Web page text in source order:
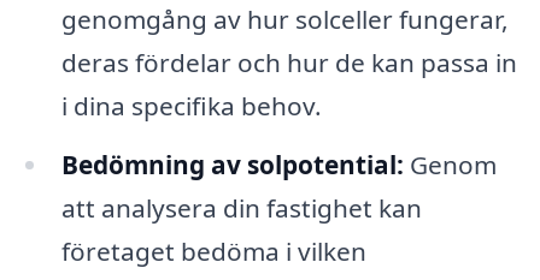
genomgång av hur solceller fungerar,
deras fördelar och hur de kan passa in
i dina specifika behov.
Bedömning av solpotential: Genom
att analysera din fastighet kan
företaget bedöma i vilken